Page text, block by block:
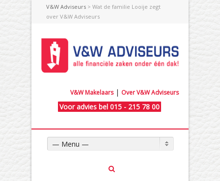
V&W Adviseurs > Wat de familie Looije zegt
over V&W Adviseurs
V&W Makelaars| Over V&W Adviseurs
Voor advies bel 015 - 215 78 00
— Menu —